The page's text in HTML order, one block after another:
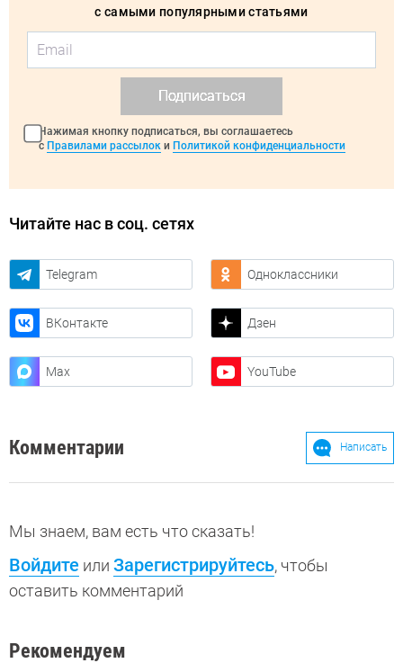
с самыми популярными статьями
Подписаться
Нажимая кнопку подписаться, вы соглашаетесь
с Правилами рассылок и Политикой конфиденциальности
Читайте нас в соц. сетях
Telegram Одноклассники
ВКонтакте Дзен
Max YouTube
Комментарии Написать
Мы знаем, вам есть что сказать!
Войдите или Зарегистрируйтесь, чтобы
оставить комментарий
Рекомендуем